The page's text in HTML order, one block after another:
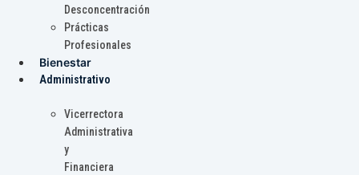
Desconcentración
Prácticas
Profesionales
Bienestar
Administrativo
Vicerrectora
Administrativa
y
Financiera